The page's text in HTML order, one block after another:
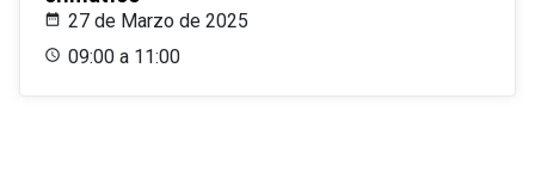
27 de Marzo de 2025
09:00 a 11:00